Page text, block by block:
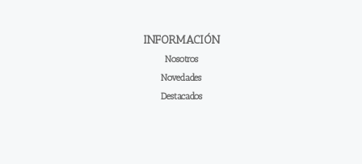
INFORMACIÓN
Nosotros
Novedades
Destacados